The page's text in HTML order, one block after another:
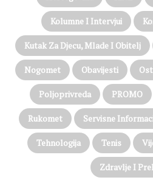
Kolumne I Intervjui
Kutak Za Djecu, Mlade I Obitelj
Nogomet Obavijesti
Poljoprivreda PROMO
Rukomet Servisne
Tehnologija Tenis
Zdravlje I